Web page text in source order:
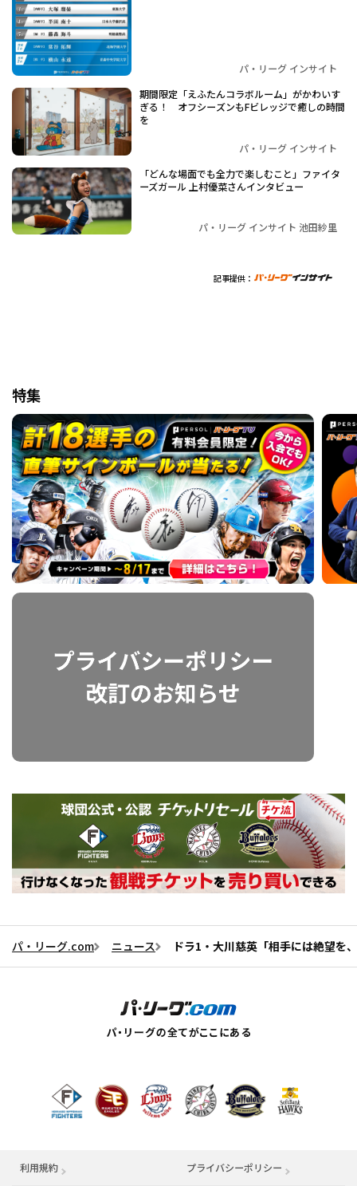
パ・リーグ インサイト
期間限定「えふたんコラボルーム」がかわいす
ぎる！ オフシーズンもFビレッジで癒しの時間
を
パ・リーグ インサイト
「どんな場面でも全力で楽しむこと」ファイタ
ーズガール 上村優菜さんインタビュー
パ・リーグ インサイト 池田紗里
記事提供：
特集
パ・リーグ.com ニュース ドラ1・大川慈英「相手には絶望を
利用規約 プライバシーポリシー